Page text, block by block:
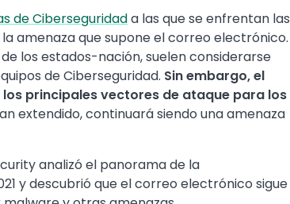
de Ciberseguridada las que se enfrentan las
amenaza que supone el correo electrónico.
los estados-nación, suelen considerarse
de Ciberseguridad. Sin embargo, el
principales vectores de ataque para los
extendido, continuará siendo una amenaza
analizó el panorama de la
y descubrió que el correo electrónico sigue